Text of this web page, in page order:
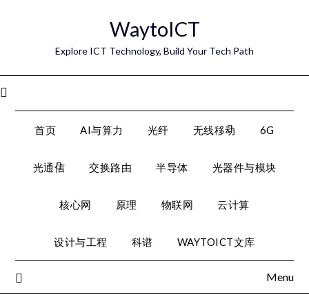
WaytoICT
Explore ICT Technology, Build Your Tech Path
首页 AI与算力 光纤 无线移动 6G
光通信 交换路由 半导体 光器件与模块
核心网 原理 物联网 云计算
设计与工程 科谱 WAYTOICT文库
Menu